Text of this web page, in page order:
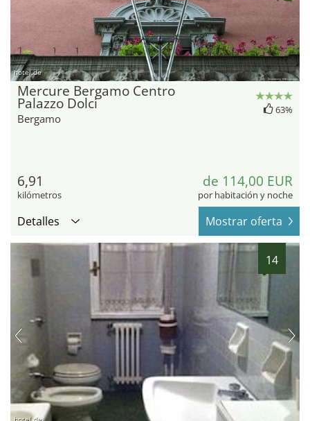
hotel.de
Mercure Bergamo Centro
Palazzo Dolci
Bergamo
63%
6,91
kilómetros
de 114,00 EUR
por habitación y noche
Detalles Mostrar oferta
14